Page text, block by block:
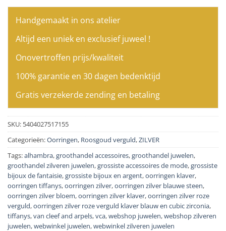
Handgemaakt in ons atelier
Altijd een uniek en exclusief juweel !
Onovertroffen prijs/kwaliteit
100% garantie en 30 dagen bedenktijd
Gratis verzekerde zending en betaling
SKU: 5404027517155
Categorieën:Oorringen, Roosgoud verguld,ZILVER
Tags:alhambra,groothandel accessoires,groothandel juwelen,
groothandel zilveren juwelen,grossiste accessoires de mode,grossiste
bijoux de fantaisie,grossiste bijoux en argent,oorringen klaver,
oorringen tiffanys,oorringen zilver,oorringen zilver blauwe steen,
oorringen zilver bloem,oorringen zilver klaver,oorringen zilver roze
verguld,oorringen zilver roze verguld klaver blauw en cubic zirconia,
tiffanys,van cleef and arpels,vca,webshop juwelen,webshop zilveren
juwelen,webwinkel juwelen,webwinkel zilveren juwelen